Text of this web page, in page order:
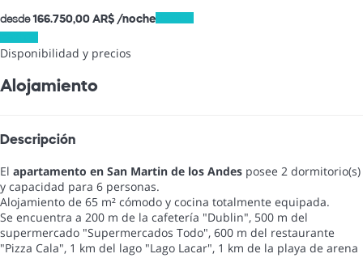
desde166.750,00 AR$ /noche
Disponibilidad y precios
Alojamiento
Descripción
El apartamento en San Martin de los Andes posee 2 dormitorio(s)
y capacidad para 6 personas.
Alojamiento de 65 m² cómodo y cocina totalmente equipada.
Se encuentra a 200 m de la cafetería "Dublin", 500 m del
supermercado "Supermercados Todo", 600 m del restaurante
"Pizza Cala", 1 km del lago "Lago Lacar", 1 km de la playa de arena